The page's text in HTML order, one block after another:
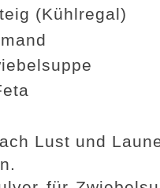
(Kühlregal)
Lust und